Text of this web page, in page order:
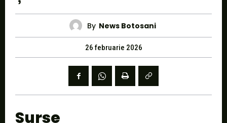
By News Botosani
26 februarie 2026
Surse